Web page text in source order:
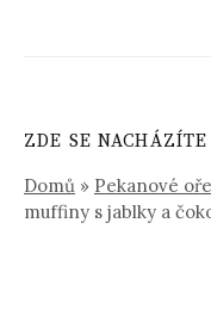
ZDE SE NACHÁZÍTE
Domů » Pekanové
muffiny s jablky a